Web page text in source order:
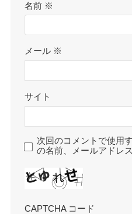
名前 ※
メール ※
サイト
次回のコメントで使用
の名前、メールアドレ
CAPTCHA コード